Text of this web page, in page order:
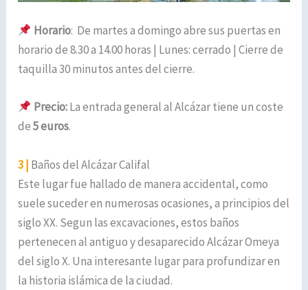
Horario: De martes a domingo abre sus puertas en
horario de 8.30 a 14.00 horas | Lunes: cerrado | Cierre de
taquilla 30 minutos antes del cierre.
Precio:La entrada general al Alcázar tiene un coste
de5 euros.
3 | Baños del Alcázar Califal
Este lugar fue hallado de manera accidental, como
suele suceder en numerosas ocasiones, a principios del
siglo XX. Segun las excavaciones, estos baños
pertenecen al antiguo y desaparecido Alcázar Omeya
del siglo X. Una interesante lugar para profundizar en
la historia islámica de la ciudad.